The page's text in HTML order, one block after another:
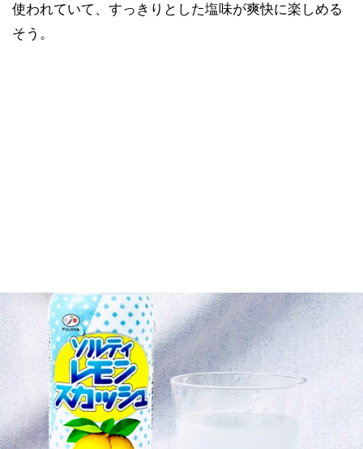
使われていて、すっきりとした塩味が爽快に楽しめる
そう。